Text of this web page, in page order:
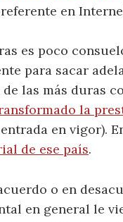
en
es poco
para sacar
las más duras
la
en vigor).
de ese país.
o en
en general le